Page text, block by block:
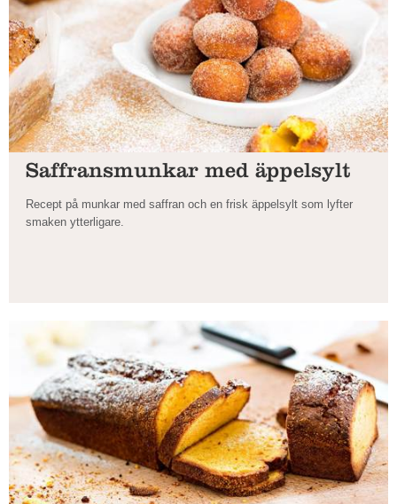
Saffransmunkar med äppelsylt
Recept på munkar med saffran och en frisk äppelsylt som lyfter
smaken ytterligare.